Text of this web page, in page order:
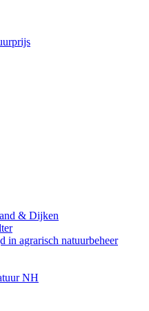
& Dijken
in agrarisch natuurbeheer
NH